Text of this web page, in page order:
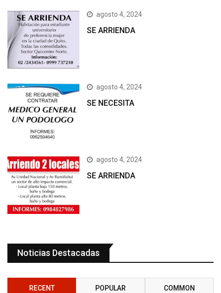
agosto 4, 2024
SE ARRIENDA
agosto 4, 2024
SE NECESITA
agosto 4, 2024
SE ARRIENDA
Noticias Destacadas
RECENT POPULAR COMMON